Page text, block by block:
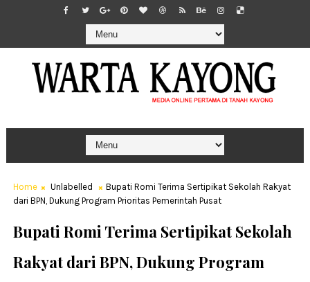
Home Unlabelled
Bupati Romi Terima Sertipikat Sekolah Rakyat
dari BPN, Dukung Program Prioritas Pemerintah Pusat
Bupati Romi Terima Sertipikat Sekolah
Rakyat dari BPN, Dukung Program